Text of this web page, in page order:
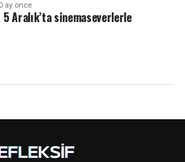
ay önce
Aralık’ta sinemaseverlerle